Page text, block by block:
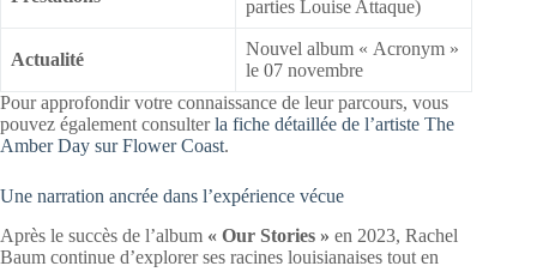
parties Louise Attaque)
Actualité
Nouvel album « Acronym »
le 07 novembre
Pour approfondir votre connaissance de leur parcours, vous
pouvez également consulterla fiche détaillée de l’artiste The
Amber Day sur Flower Coast.
Une narration ancrée dans l’expérience vécue
Après le succès de l’album « Our Stories » en 2023, Rachel
Baum continue d’explorer ses racines louisianaises tout en